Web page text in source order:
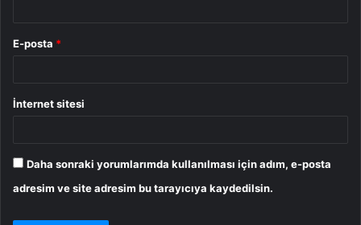
E-posta *
İnternet sitesi
Daha sonraki yorumlarımda kullanılması için adım, e-posta
adresim ve site adresim bu tarayıcıya kaydedilsin.